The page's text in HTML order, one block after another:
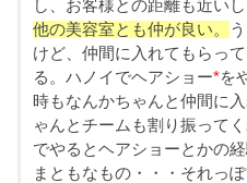
し、お客様との距離も近いし
他の美容室とも仲が良い。
けど、仲間に入れてもらっ
る。ハノイでヘアショー*を
時もなんかちゃんと仲間に
ゃんとチームも割り振って
でやるとヘアショーとかの経
まともなもの・・・それっ